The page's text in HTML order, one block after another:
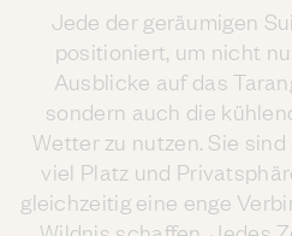
Jede der geräumigen
positioniert, um nicht
Ausblicke auf das
sondern auch die
Wetter zu nutzen. Sie
viel Platz und
gleichzeitig eine enge